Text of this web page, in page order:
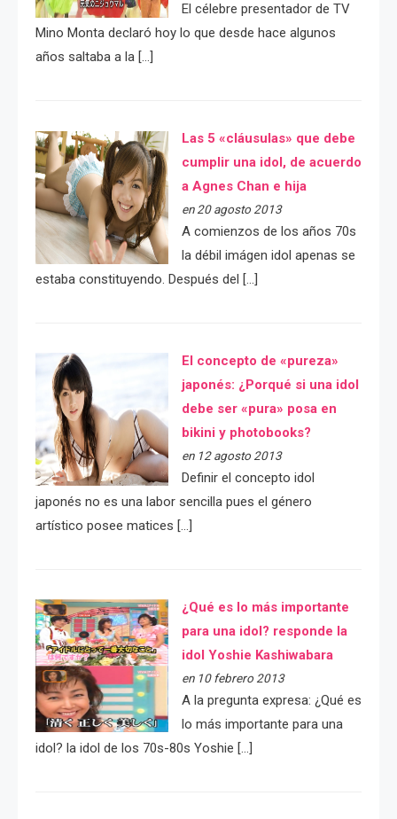
El célebre presentador de TV
Mino Monta declaró hoy lo que desde hace algunos
años saltaba a la […]
Las 5 «cláusulas» que debe
cumplir una idol, de acuerdo
a Agnes Chan e hija
en 20 agosto 2013
A comienzos de los años 70s
la débil imágen idol apenas se
estaba constituyendo. Después del […]
El concepto de «pureza»
japonés: ¿Porqué si una idol
debe ser «pura» posa en
bikini y photobooks?
en 12 agosto 2013
Definir el concepto idol
japonés no es una labor sencilla pues el género
artístico posee matices […]
¿Qué es lo más importante
para una idol? responde la
idol Yoshie Kashiwabara
en 10 febrero 2013
A la pregunta expresa: ¿Qué es
lo más importante para una
idol? la idol de los 70s-80s Yoshie […]